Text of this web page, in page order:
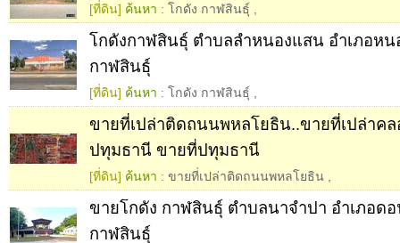
[ที่ดิน] ค้นหา : โกดัง กาฬสินธุ์
โกดังกาฬสินธุ์ ตำบลลำหนองแสน อำเภอหน
กาฬสินธุ์
[ที่ดิน] ค้นหา : โกดัง กาฬสินธุ์
ขายที่เปล่าติดถนนพหลโยธิน..ขายที่เปล่าคล
ปทุมธานี ขายที่ปทุมธานี
[ที่ดิน] ค้นหา : ขายที่เปล่าติดถนนพหลโยธิน
ขายโกดัง กาฬสินธุ์ ตำบลนาจำปา อำเภอด
กาฬสินธุ์